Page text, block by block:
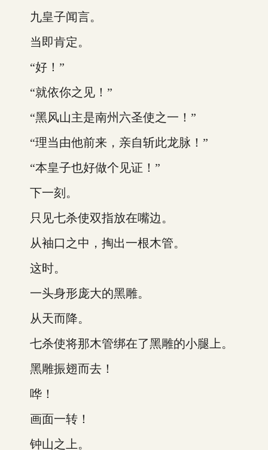
九皇子闻言。
当即肯定。
“好！”
“就依你之见！”
“黑风山主是南州六圣使之一！”
“理当由他前来，亲自斩此龙脉！”
“本皇子也好做个见证！”
下一刻。
只见七杀使双指放在嘴边。
从袖口之中，掏出一根木管。
这时。
一头身形庞大的黑雕。
从天而降。
七杀使将那木管绑在了黑雕的小腿上。
黑雕振翅而去！
哗！
画面一转！
钟山之上。